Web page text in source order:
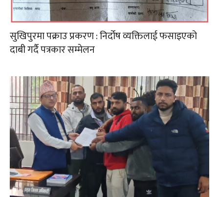
सुखिपुरमा पक्राउ प्रकरण : निर्दोष व्यक्तिलाई फसाइएको
दाबी गर्दै पत्रकार सम्मेलन